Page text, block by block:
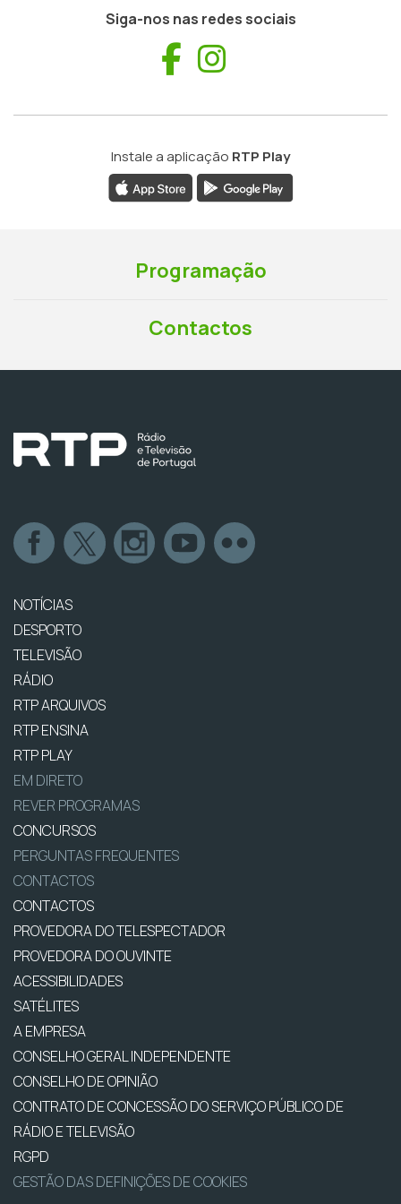
Siga-nos nas redes sociais
Facebook
Instale a aplicação RTP Play
Programação
Contactos
NOTÍCIAS
DESPORTO
TELEVISÃO
RÁDIO
RTP ARQUIVOS
RTP ENSINA
RTP PLAY
EM DIRETO
REVER PROGRAMAS
CONCURSOS
PERGUNTAS FREQUENTES
CONTACTOS
CONTACTOS
PROVEDORA DO TELESPECTADOR
PROVEDORA DO OUVINTE
ACESSIBILIDADES
SATÉLITES
A EMPRESA
CONSELHO GERAL INDEPENDENTE
CONSELHO DE OPINIÃO
CONTRATO DE CONCESSÃO DO SERVIÇO PÚBLICO DE
RÁDIO E TELEVISÃO
RGPD
GESTÃO DAS DEFINIÇÕES DE COOKIES